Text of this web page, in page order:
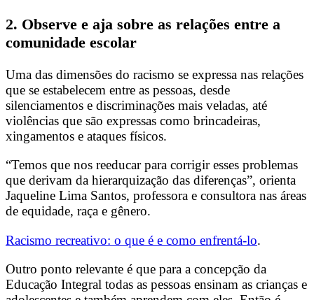
2. Observe e aja sobre as relações entre a
comunidade escolar
Uma das dimensões do racismo se expressa nas relações
que se estabelecem entre as pessoas, desde
silenciamentos e discriminações mais veladas, até
violências que são expressas como brincadeiras,
xingamentos e ataques físicos.
“Temos que nos reeducar para corrigir esses problemas
que derivam da hierarquização das diferenças”, orienta
Jaqueline Lima Santos, professora e consultora nas áreas
de equidade, raça e gênero.
Racismo recreativo: o que é e como enfrentá-lo.
Outro ponto relevante é que para a concepção da
Educação Integral todas as pessoas ensinam as crianças e